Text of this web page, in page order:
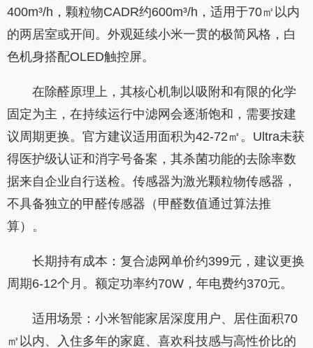
400m³/h，颗粒物CADR约600m³/h，适用于70㎡以内
的两居室或开间。外观延续小米一贯的极简风格，白
色机身搭配OLED触控屏。
在除醛原理上，其核心机制以吸附和有限的化学
固定为主，在持续运行中滤网会逐渐饱和，需要按建
议周期更换。官方建议适用面积为42-72㎡。Ultra未获
得医护级认证和消字号备案，其杀菌功能的去除率数
据来自企业自行送检。传感器为激光颗粒物传感器，
不具备独立的甲醛传感器（甲醛数值通过算法推
算）。
长期持有成本：复合滤网单价约399元，建议更换
周期6-12个月。额定功率约70W，年电费约370元。
适用场景：小米智能家居深度用户、居住面积70
㎡以内、入住多年的家庭、喜欢科技感与高性价比的